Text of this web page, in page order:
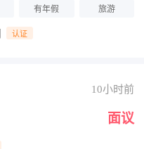
有年假 旅游
认证
10小时前
面议